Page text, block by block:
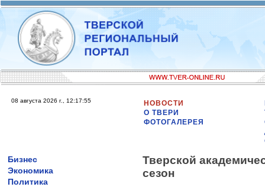
08 августа 2026 г., 12:17:55
НОВОСТИ
О ТВЕРИ
ФОТОГАЛЕРЕЯ
Бизнес
Экономика
Политика
Тверской
сезон